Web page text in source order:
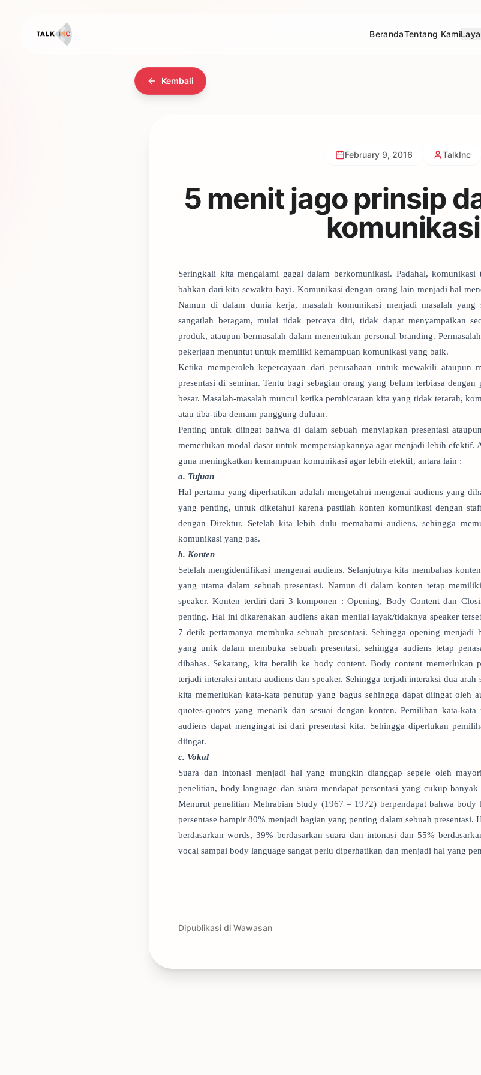
BerandaTentang Kami
Kembali
February 9, 2016 TalkInc
5 menit jago prinsip
komunikasi
Seringkali kita mengalami gagal dalam berkomunikasi. Padahal,
bahkan dari kita sewaktu bayi. Komunikasi dengan orang lain menjadi hal
Namun di dalam dunia kerja, masalah komunikasi menjadi masalah yang
sangatlah beragam, mulai tidak percaya diri, tidak dapat menyampaikan
produk, ataupun bermasalah dalam menentukan personal branding.
pekerjaan menuntut untuk memiliki kemampuan komunikasi yang baik.
Ketika memperoleh kepercayaan dari perusahaan untuk mewakili ataupun
presentasi di seminar. Tentu bagi sebagian orang yang belum terbiasa
besar. Masalah-masalah muncul ketika pembicaraan kita yang tidak terarah,
atau tiba-tiba demam panggung duluan.
Penting untuk diingat bahwa di dalam sebuah menyiapkan presentasi
memerlukan modal dasar untuk mempersiapkannya agar menjadi lebih efektif.
guna meningkatkan kemampuan komunikasi agar lebih efektif, antara lain :
a. Tujuan
Hal pertama yang diperhatikan adalah mengetahui mengenai audiens yang
yang penting, untuk diketahui karena pastilah konten komunikasi dengan
dengan Direktur. Setelah kita lebih dulu memahami audiens, sehingga
komunikasi yang pas.
b. Konten
Setelah mengidentifikasi mengenai audiens. Selanjutnya kita membahas
yang utama dalam sebuah presentasi. Namun di dalam konten tetap
speaker. Konten terdiri dari 3 komponen : Opening, Body Content dan
penting. Hal ini dikarenakan audiens akan menilai layak/tidaknya speaker
7 detik pertamanya membuka sebuah presentasi. Sehingga opening
yang unik dalam membuka sebuah presentasi, sehingga audiens tetap
dibahas. Sekarang, kita beralih ke body content. Body content memerlukan
terjadi interaksi antara audiens dan speaker. Sehingga terjadi interaksi dua arah
kita memerlukan kata-kata penutup yang bagus sehingga dapat diingat oleh
quotes-quotes yang menarik dan sesuai dengan konten. Pemilihan kata-
audiens dapat mengingat isi dari presentasi kita. Sehingga diperlukan
diingat.
c. Vokal
Suara dan intonasi menjadi hal yang mungkin dianggap sepele oleh
penelitian, body language dan suara mendapat persentasi yang cukup
Menurut penelitian Mehrabian Study (1967 – 1972) berpendapat bahwa
persentase hampir 80% menjadi bagian yang penting dalam sebuah presentasi.
berdasarkan words, 39% berdasarkan suara dan intonasi dan 55%
vocal sampai body language sangat perlu diperhatikan dan menjadi hal yang
Dipublikasi di Wawasan